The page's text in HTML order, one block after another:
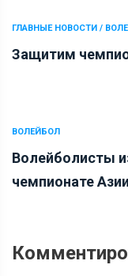
ГЛАВНЫЕ НОВОСТИ /
Защитим
ВОЛЕЙБОЛ
Волейболисты
чемпионате